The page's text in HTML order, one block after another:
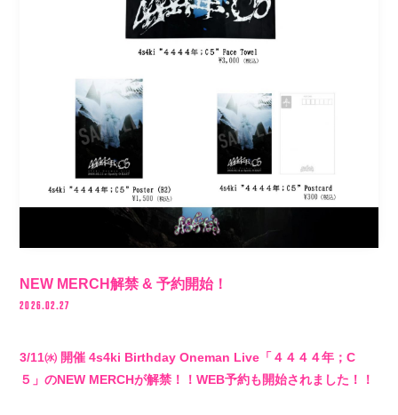
VIDEO
BIOGRAPHY
STORE
NEW MERCH解禁 & 予約開始！
2026.02.27
3/11㈬ 開催 4s4ki Birthday Oneman Live「４４４４年；C
５」のNEW MERCHが解禁！！WEB予約も開始されました！！